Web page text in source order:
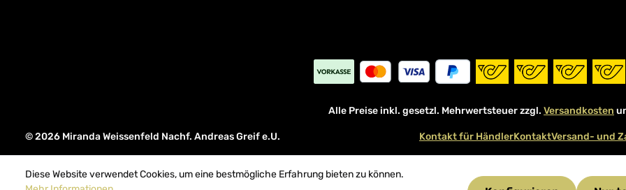
Alle Preise inkl. gesetzl. Mehrwertsteuer zzgl. Versandkosten
© 2026 Miranda Weissenfeld Nachf. Andreas Greif e.U. Kontakt für HändlerKontaktVersand- und
Diese Website verwendet Cookies, um eine bestmögliche Erfahrung bieten zu können.